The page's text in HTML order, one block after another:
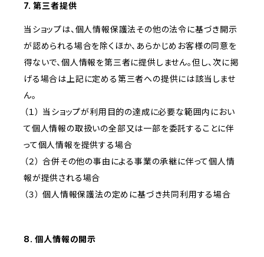
7. 第三者提供
当ショップは、個人情報保護法その他の法令に基づき開示
が認められる場合を除くほか、あらかじめお客様の同意を
得ないで、個人情報を第三者に提供しません。但し、次に掲
げる場合は上記に定める第三者への提供には該当しませ
ん。
（１） 当ショップが利用目的の達成に必要な範囲内におい
て個人情報の取扱いの全部又は一部を委託することに伴
って個人情報を提供する場合
（２） 合併その他の事由による事業の承継に伴って個人情
報が提供される場合
（３） 個人情報保護法の定めに基づき共同利用する場合
8. 個人情報の開示